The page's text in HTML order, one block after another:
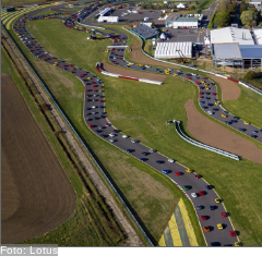
- Fascinace a historie
- Život řidiče
- Tuning
- Technika
- Zajímavosti
- Ostatní
Foto: Lotus